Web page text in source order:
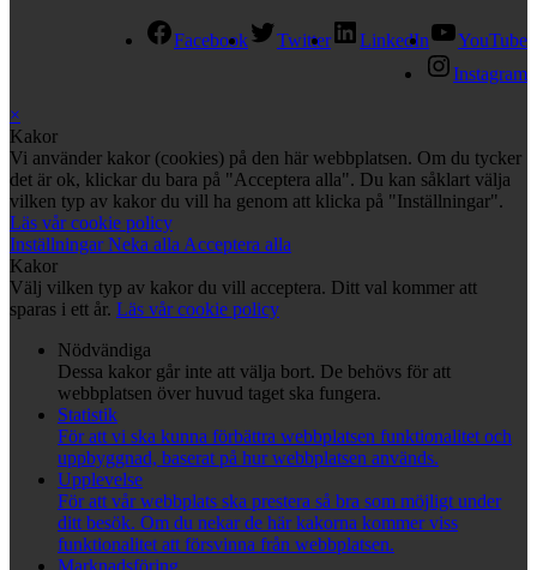
Facebook Twitter LinkedIn
YouTube
Instagram
×
Kakor
Vi använder kakor (cookies) på den här webbplatsen. Om du tycker
det är ok, klickar du bara på "Acceptera alla". Du kan såklart välja
vilken typ av kakor du vill ha genom att klicka på "Inställningar".
Läs vår cookie policy
InställningarNeka allaAcceptera alla
Kakor
Välj vilken typ av kakor du vill acceptera. Ditt val kommer att
sparas i ett år. Läs vår cookie policy
Nödvändiga
Dessa kakor går inte att välja bort. De behövs för att
webbplatsen över huvud taget ska fungera.
Statistik
För att vi ska kunna förbättra webbplatsen funktionalitet och
uppbyggnad, baserat på hur webbplatsen används.
Upplevelse
För att vår webbplats ska prestera så bra som möjligt under
ditt besök. Om du nekar de här kakorna kommer viss
funktionalitet att försvinna från webbplatsen.